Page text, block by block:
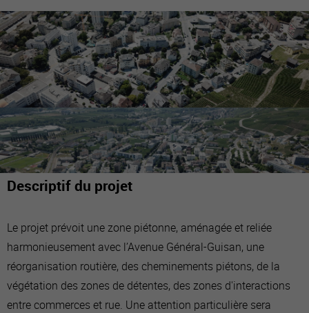
Descriptif du projet
Le projet prévoit une zone piétonne, aménagée et reliée
harmonieusement avec l’Avenue Général-Guisan, une
réorganisation routière, des cheminements piétons, de la
végétation des zones de détentes, des zones d'interactions
entre commerces et rue. Une attention particulière sera